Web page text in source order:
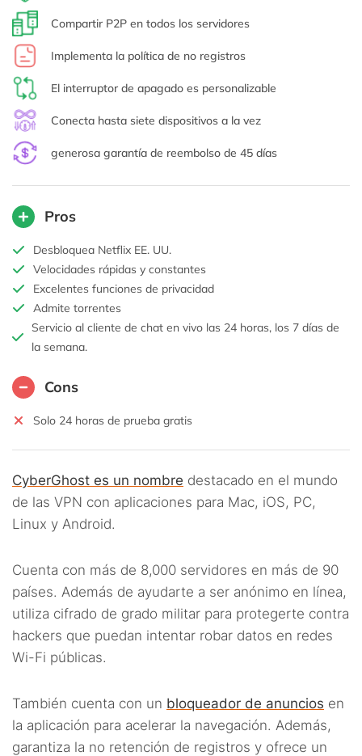
Compartir P2P en todos los servidores
Implementa la política de no registros
El interruptor de apagado es personalizable
Conecta hasta siete dispositivos a la vez
generosa garantía de reembolso de 45 días
Pros
Desbloquea Netflix EE. UU.
Velocidades rápidas y constantes
Excelentes funciones de privacidad
Admite torrentes
Servicio al cliente de chat en vivo las 24 horas, los 7 días de
la semana.
Cons
Solo 24 horas de prueba gratis
CyberGhost es un nombre destacado en el mundo
de las VPN con aplicaciones para Mac, iOS, PC,
Linux y Android.
Cuenta con más de 8,000 servidores en más de 90
países. Además de ayudarte a ser anónimo en línea,
utiliza cifrado de grado militar para protegerte contra
hackers que puedan intentar robar datos en redes
Wi-Fi públicas.
También cuenta con un bloqueador de anuncios en
la aplicación para acelerar la navegación. Además,
garantiza la no retención de registros y ofrece un